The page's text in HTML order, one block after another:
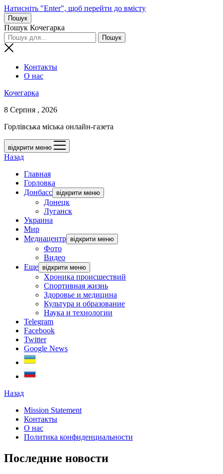
Натисніть "Enter", щоб перейти до вмісту
Пошук
Пошук Кочегарка
Контакты
О нас
Кочегарка
8 Серпня , 2026
Горлівська міська онлайн-газета
відкрити меню
Назад
Главная
Горловка
Донбасс відкрити меню
Донецк
Луганск
Украина
Мир
Медиацентр відкрити меню
Фото
Видео
Еще відкрити меню
Хроника происшествий
Спортивная жизнь
Здоровье и медицина
Культура и образование
Наука и технологии
Telegram
Facebook
Twitter
Google News
Назад
Mission Statement
Контакты
О нас
Политика конфиденциальности
Последние новости